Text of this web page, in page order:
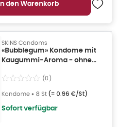
In den Warenkorb
SKINS Condoms
«Bubblegum» Kondome mit
Kaugummi-Aroma - ohne
St
(0)
Kondome • 8 St (= 0.96 €/St)
Sofort verfügbar